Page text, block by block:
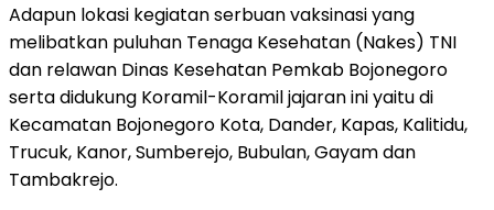
Adapun lokasi kegiatan serbuan vaksinasi yang
melibatkan puluhan Tenaga Kesehatan (Nakes) TNI
dan relawan Dinas Kesehatan Pemkab Bojonegoro
serta didukung Koramil-Koramil jajaran ini yaitu di
Kecamatan Bojonegoro Kota, Dander, Kapas, Kalitidu,
Trucuk, Kanor, Sumberejo, Bubulan, Gayam dan
Tambakrejo.